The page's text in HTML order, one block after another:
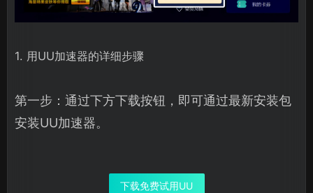
1. 用UU加速器的详细步骤
第一步：通过下方下载按钮，即可通过最新安装包
安装UU加速器。
下载免费试用UU